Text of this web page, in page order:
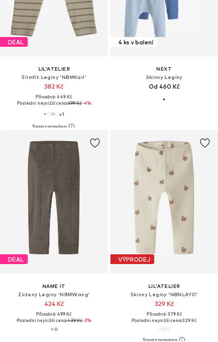
DEAL
LIL'ATELIER
Slimfit Legíny 'NBMKail'
382 Kč
Původně: 449 Kč
Poslední nejnižší cena:399 Kč-4%
+1
4 ks v balení
NEXT
Skinny Legíny
Od 460 Kč
DEAL
NAME IT
Zúžený Legíny 'NBMWang'
424 Kč
Původně: 499 Kč
Poslední nejnižší cena:439 Kč-3%
VÝPRODEJ
LIL'ATELIER
Skinny Legíny 'NBNLAYO'
329 Kč
Původně: 379 Kč
Poslední nejnižší cena:329 Kč